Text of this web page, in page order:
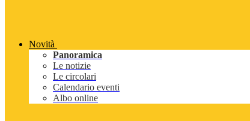
Novità
Panoramica
Le notizie
Le circolari
Calendario eventi
Albo online